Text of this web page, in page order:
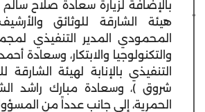
بالإضافة لزيارة سعادة صلاح
هيئة الشارقة للوثائق
المحمودي المدير التنفيذي
والتكنولوجيا والابتكار، وسعادة
التنفيذي بالإنابة لهيئة الشارقة
شروق )، وسعادة مبارك راشد
الحمرية، إلى جانب عدداً من